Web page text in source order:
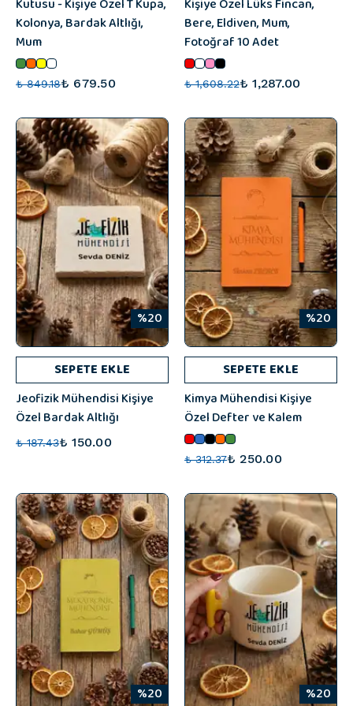
Kolonya, Bardak Altlığı,
Mum
₺ 849.18₺ 679.50
Bere, Eldiven, Mum,
Fotoğraf 10 Adet
₺ 1,608.22₺ 1,287.00
%20
SEPETE EKLE
Jeofizik Mühendisi Kişiye
Özel Bardak Altlığı
₺ 187.43₺ 150.00
%20
SEPETE EKLE
Kimya Mühendisi Kişiye
Özel Defter ve Kalem
₺ 312.37₺ 250.00
%20 %20